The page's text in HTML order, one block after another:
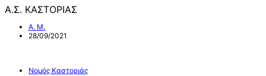
Α.Σ. ΚΑΣΤΟΡΙΑΣ
Α. Μ.
28/09/2021
Νομός Καστοριάς